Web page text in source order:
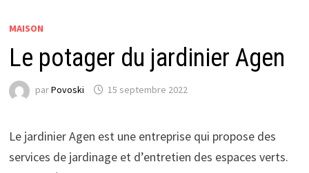
MAISON
Le potager du jardinier Agen
parPovoski 15 septembre 2022
Le jardinier Agen est une entreprise qui propose des
services de jardinage et d’entretien des espaces verts.